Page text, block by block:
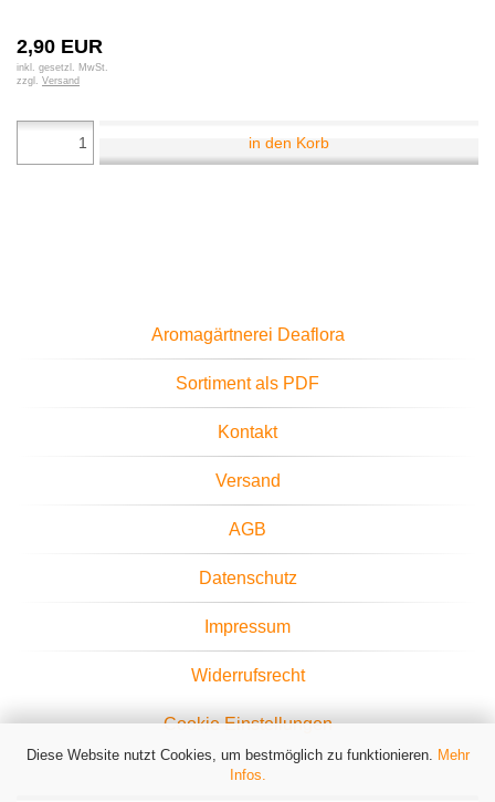
Diese Website nutzt Cookies, um bestmöglich zu funktionieren. Mehr
Infos.
2,90 EUR
inkl. gesetzl. MwSt.
zzgl. Versand
in den Korb
Aromagärtnerei Deaflora
Sortiment als PDF
Kontakt
Versand
AGB
Datenschutz
Impressum
Widerrufsrecht
Cookie Einstellungen